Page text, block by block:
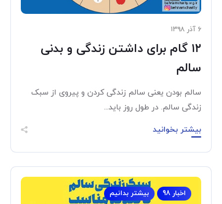
۶ آذر ۱۳۹۸
۱۲ گام برای داشتن زندگی و بدنی
سالم
سالم بودن یعنی سالم زندگی کردن و پیروی از سبک
زندگی سالم. در طول روز باید...
بیشتر بخوانید
اخبار 98 بیشتر بدانیم